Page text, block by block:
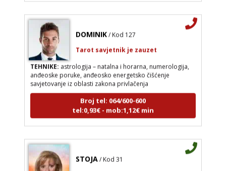
TEHNIKE:astrologija – natalna i horarna, numerologija,
anđeoske poruke, anđeosko energetsko čišćenje
savjetovanje iz oblasti zakona privlačenja
Broj tel: 064/600-600
tel:0,93€ - mob:1,12€ min